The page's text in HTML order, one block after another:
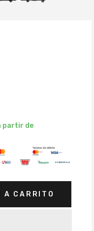
partir de
A CARRITO